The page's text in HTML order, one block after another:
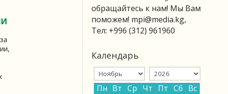
обращайтесь к нам! Мы Вам
поможем! mpi@media.kg,
Тел: +996 (312) 961960
Календарь
Пн Вт Ср Чт Пт Сб Вс